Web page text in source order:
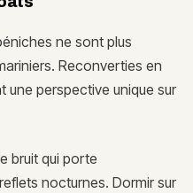
ne sont plus
Reconverties en
perspective unique sur
bruit qui porte
nocturnes. Dormir sur